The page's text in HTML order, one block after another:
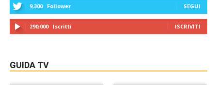
9,300 Follower SEGUI
290,000 Iscritti ISCRIVITI
GUIDA TV